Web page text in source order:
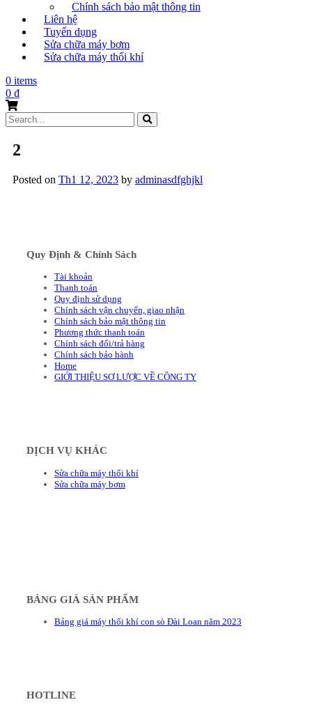
Chính sách bảo mật thông tin
Liên hệ
Tuyển dụng
Sửa chữa máy bơm
Sửa chữa máy thổi khí
0 items
0 ₫
Search
for:
2
Posted on Th1 12, 2023 by adminasdfghjkl
Quy Định & Chính Sách
Tài khoản
Thanh toán
Quy định sử dụng
Chính sách vận chuyển, giao nhận
Chính sách bảo mật thông tin
Phương thức thanh toán
Chính sách đổi/trả hàng
Chính sách bảo hành
Home
GIỚI THIỆU SƠ LƯỢC VỀ CÔNG TY
DỊCH VỤ KHÁC
Sửa chữa máy thổi khí
Sửa chữa máy bơm
BẢNG GIÁ SẢN PHẨM
Bảng giá máy thổi khí con sò Đài Loan năm 2023
HOTLINE